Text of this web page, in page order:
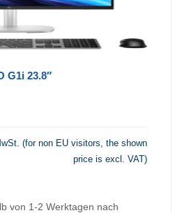
G1i 23.8″
(for non EU visitors, the shown
price is excl. VAT)
von 1-2 Werktagen nach